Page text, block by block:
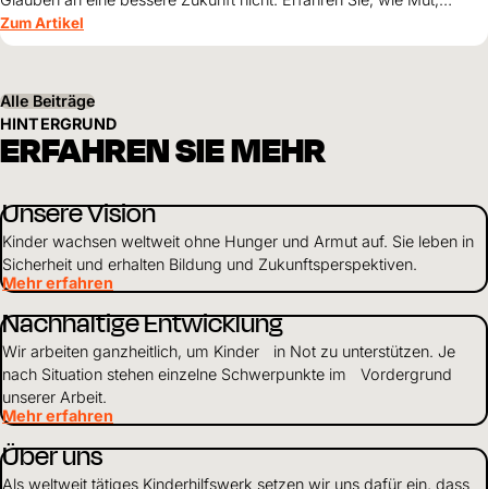
Zusammenhalt und die Unterstützung von World Vision neue
Perspektiven für ihre Kinder schaffen.
Zum Artikel
Alle Beiträge
HINTERGRUND
ERFAHREN SIE MEHR
Unsere Vision
Kinder wachsen weltweit ohne Hunger und Armut auf. Sie leben in
Sicherheit und erhalten Bildung und Zukunftsperspektiven.
Mehr erfahren
Nachhaltige Entwicklung
Wir arbeiten ganzheitlich, um Kinder in Not zu unterstützen. Je
nach Situation stehen einzelne Schwerpunkte im Vordergrund
unserer Arbeit.
Mehr erfahren
Über uns
Als weltweit tätiges Kinderhilfswerk setzen wir uns dafür ein, dass